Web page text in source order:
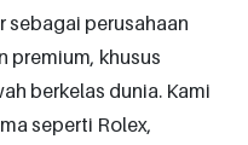
sebagai perusahaan
premium, khusus
berkelas dunia. Kami
seperti Rolex,